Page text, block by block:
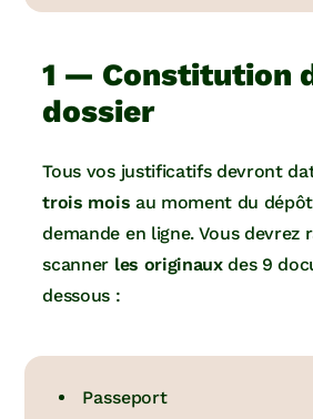
1 — Constitution
dossier
Tous vos justificatifs devront
trois mois au moment du
demande en ligne. Vous devrez
scanner les originauxdes 9
dessous :
Passeport